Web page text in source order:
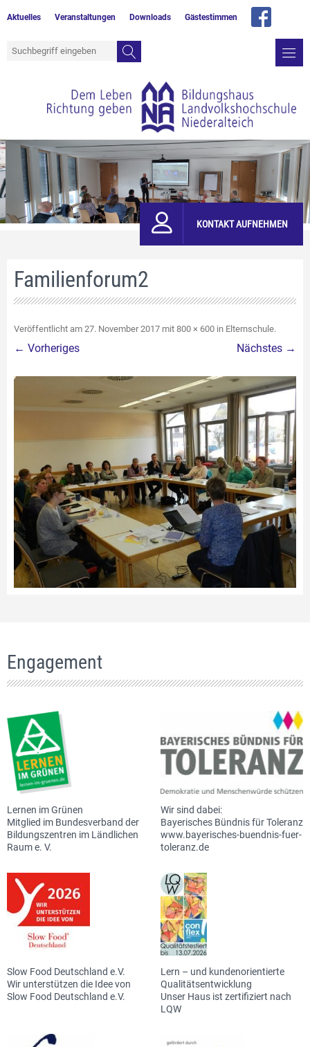
Aktuelles Veranstaltungen Downloads Gästestimmen
KONTAKT AUFNEHMEN
Familienforum2
Veröffentlicht am 27. November 2017 mit 800 × 600 in Elternschule.
← Vorheriges Nächstes →
Engagement
Lernen im Grünen
Mitglied im Bundesverband der
Bildungszentren im Ländlichen
Raum e. V.
Wir sind dabei:
Bayerisches Bündnis für Toleranz
www.bayerisches-buendnis-fuer-
toleranz.de
Slow Food Deutschland e.V.
Wir unterstützen die Idee von
Slow Food Deutschland e.V.
Lern – und kundenorientierte
Qualitätsentwicklung
Unser Haus ist zertifiziert nach
LQW